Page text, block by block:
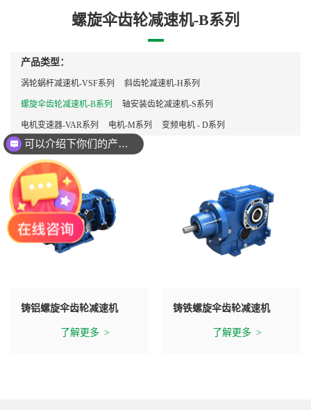
螺旋伞齿轮减速机-B系列
产品类型：
涡轮蜗杆减速机-VSF系列 斜齿轮减速机-H系列
螺旋伞齿轮减速机-B系列 轴安装齿轮减速机-S系列
电机变速器-VAR系列 电机-M系列 变频电机 - D系列
铸铝螺旋伞齿轮减速机
了解更多
铸铁螺旋伞齿轮减速机
了解更多
可以介绍下你们的产品么？